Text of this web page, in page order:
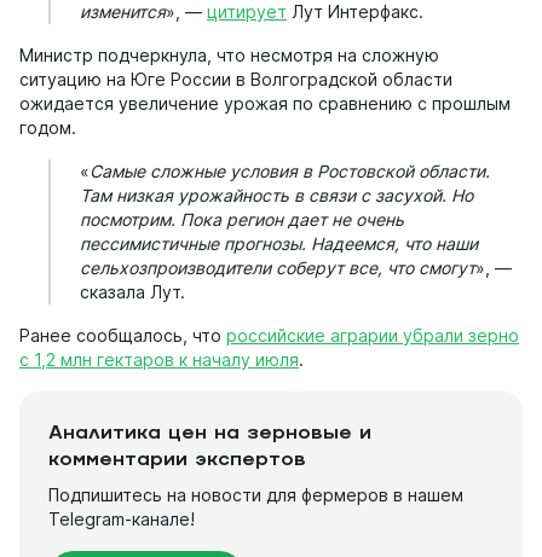
изменится», — цитирует Лут Интерфакс.
Министр подчеркнула, что несмотря на сложную
ситуацию на Юге России в Волгоградской области
ожидается увеличение урожая по сравнению с прошлым
годом.
«Самые сложные условия в Ростовской области.
Там низкая урожайность в связи с засухой. Но
посмотрим. Пока регион дает не очень
пессимистичные прогнозы. Надеемся, что наши
сельхозпроизводители соберут все, что смогут», —
сказала Лут.
Ранее сообщалось, что российские аграрии убрали зерно
с 1,2 млн гектаров к началу июля.
Аналитика цен на зерновые и
комментарии экспертов
Подпишитесь на новости для фермеров в нашем
Telegram-канале!